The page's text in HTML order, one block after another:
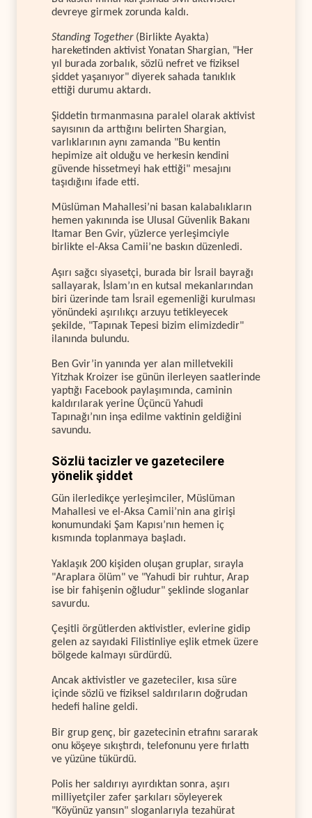
devreye girmek zorunda kaldı.
Standing Together(Birlikte Ayakta)
hareketinden aktivist Yonatan Shargian, "Her
yıl burada zorbalık, sözlü nefret ve fiziksel
şiddet yaşanıyor" diyerek sahada tanıklık
ettiği durumu aktardı.
Şiddetin tırmanmasına paralel olarak aktivist
sayısının da arttığını belirten Shargian,
varlıklarının aynı zamanda "Bu kentin
hepimize ait olduğu ve herkesin kendini
güvende hissetmeyi hak ettiği" mesajını
taşıdığını ifade etti.
Müslüman Mahallesi’ni basan kalabalıkların
hemen yakınında ise Ulusal Güvenlik Bakanı
Itamar Ben Gvir, yüzlerce yerleşimciyle
birlikte el-Aksa Camii’ne baskın düzenledi.
Aşırı sağcı siyasetçi, burada bir İsrail bayrağı
sallayarak, İslam’ın en kutsal mekanlarından
biri üzerinde tam İsrail egemenliği kurulması
yönündeki aşırılıkçı arzuyu tetikleyecek
şekilde, "Tapınak Tepesi bizim elimizdedir"
ilanında bulundu.
Ben Gvir’in yanında yer alan milletvekili
Yitzhak Kroizer ise günün ilerleyen saatlerinde
yaptığı Facebook paylaşımında, caminin
kaldırılarak yerine Üçüncü Yahudi
Tapınağı’nın inşa edilme vaktinin geldiğini
savundu.
Sözlü tacizler ve gazetecilere
yönelik şiddet
Gün ilerledikçe yerleşimciler, Müslüman
Mahallesi ve el-Aksa Camii’nin ana girişi
konumundaki Şam Kapısı’nın hemen iç
kısmında toplanmaya başladı.
Yaklaşık 200 kişiden oluşan gruplar, sırayla
"Araplara ölüm" ve "Yahudi bir ruhtur, Arap
ise bir fahişenin oğludur" şeklinde sloganlar
savurdu.
Çeşitli örgütlerden aktivistler, evlerine gidip
gelen az sayıdaki Filistinliye eşlik etmek üzere
bölgede kalmayı sürdürdü.
Ancak aktivistler ve gazeteciler, kısa süre
içinde sözlü ve fiziksel saldırıların doğrudan
hedefi haline geldi.
Bir grup genç, bir gazetecinin etrafını sararak
onu köşeye sıkıştırdı, telefonunu yere fırlattı
ve yüzüne tükürdü.
Polis her saldırıyı ayırdıktan sonra, aşırı
milliyetçiler zafer şarkıları söyleyerek
"Köyünüz yansın" sloganlarıyla tezahürat